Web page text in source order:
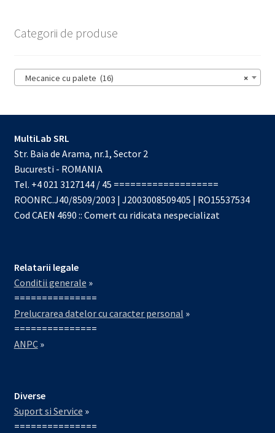
Categorii de produse
×
Mecanice cu palete (16)
MultiLab SRL
Str. Baia de Arama, nr.1, Sector 2
Bucuresti - ROMANIA
Tel. +4 021 3127144 / 45 ===================
ROONRC.J40/8509/2003 | J2003008509405 | RO15537534
Cod CAEN 4690 :: Comert cu ridicata nespecializat
Relatarii legale
Conditii generale »
===============
Prelucrarea datelor cu caracter personal »
===============
ANPC»
Diverse
Suport si Service »
===============